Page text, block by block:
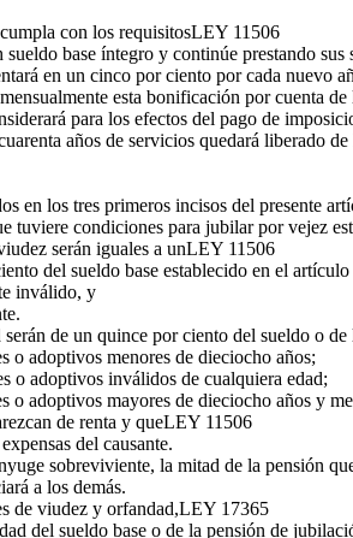
con los requisitosLEY 11506
sueldo base íntegro y continúe prestando
en un cinco por ciento por cada nuevo
esta bonificación por cuenta
para los efectos del pago de
años de servicios quedará liberado
en los tres primeros incisos del presente
condiciones para jubilar por vejez
serán iguales a unLEY 11506
del sueldo base establecido en el
inválido, y
de un quince por ciento del sueldo o
adoptivos menores de dieciocho años;
o adoptivos inválidos de cualquiera edad;
adoptivos mayores de dieciocho años y
de renta y queLEY 11506
del causante.
sobreviviente, la mitad de la pensión
a los demás.
de viudez y orfandad,LEY 17365
del sueldo base o de la pensión de